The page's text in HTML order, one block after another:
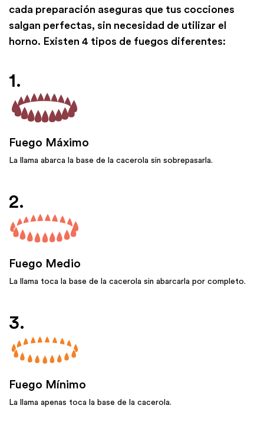
cada preparación aseguras que tus cocciones
salgan perfectas, sin necesidad de utilizar el
horno. Existen 4 tipos de fuegos diferentes:
1.
Fuego Máximo
La llama abarca la base de la cacerola sin sobrepasarla.
2.
Fuego Medio
La llama toca la base de la cacerola sin abarcarla por completo.
3.
Fuego Mínimo
La llama apenas toca la base de la cacerola.